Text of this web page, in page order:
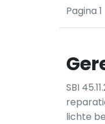
Pagina 1
SBI
lichte